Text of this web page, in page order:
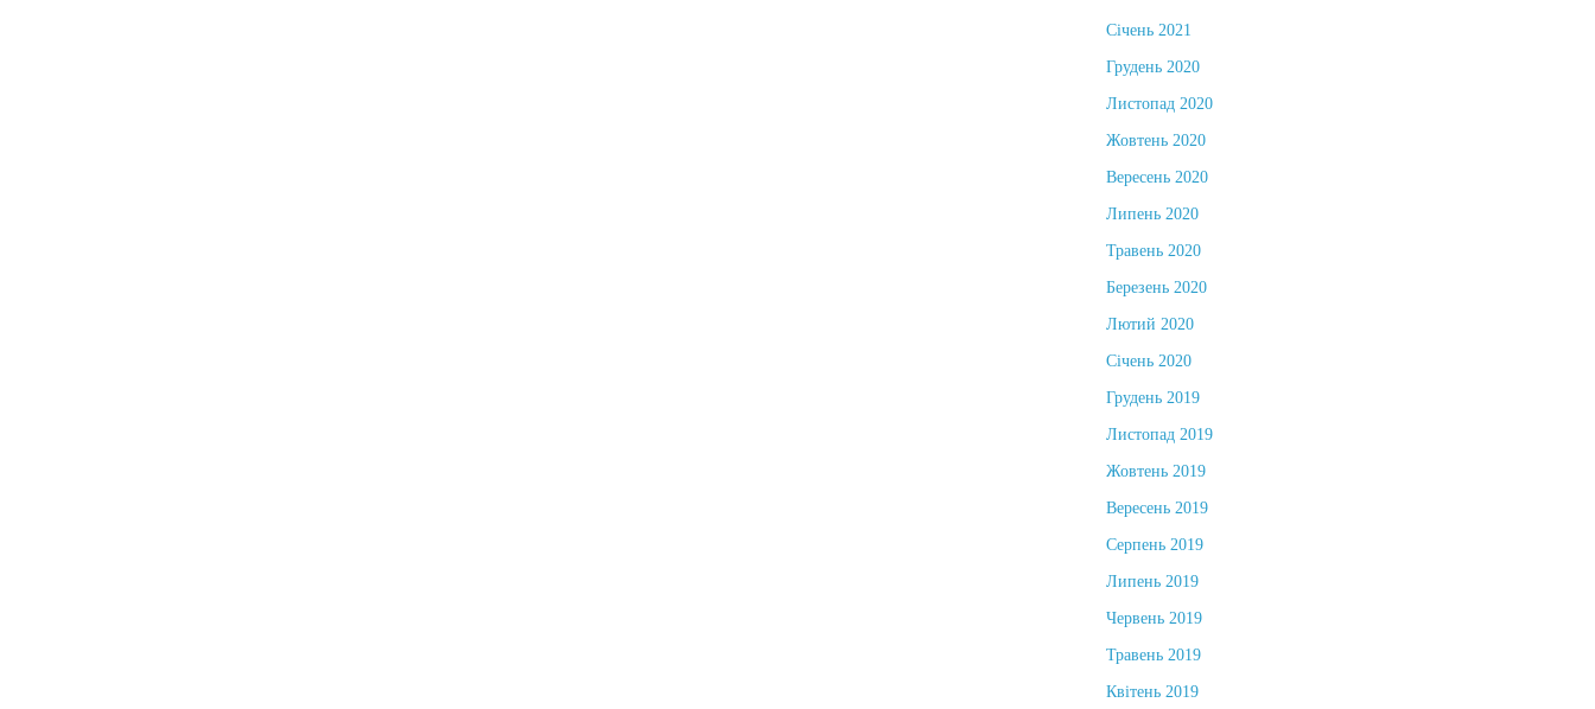
Січень 2021
Грудень 2020
Листопад 2020
Жовтень 2020
Вересень 2020
Липень 2020
Травень 2020
Березень 2020
Лютий 2020
Січень 2020
Грудень 2019
Листопад 2019
Жовтень 2019
Вересень 2019
Серпень 2019
Липень 2019
Червень 2019
Травень 2019
Квітень 2019